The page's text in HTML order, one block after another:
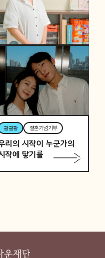
콸콸콸 뷰티풀커넥트
우리 동네가 어제보다 다
해지는 법
콸콸콸 결혼기념기부
리의 시작이 누군가의
작에 닿기를